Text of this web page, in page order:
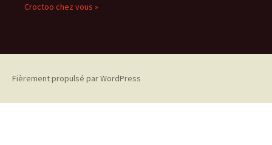
Croctoo chez vous »
Fièrement propulsé par WordPress